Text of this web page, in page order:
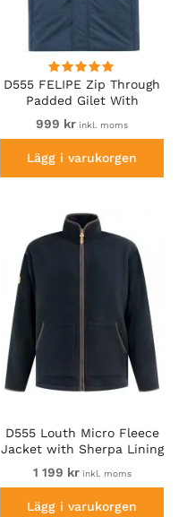
D555 FELIPE Zip Through
Padded Gilet With
Contrast Colour Lining
And Rubber Badge Navy
999 kr inkl. moms
Lägg i varukorgen
D555 Louth Micro Fleece
Jacket with Sherpa Lining
Black
1 199 krinkl. moms
Lägg i varukorgen